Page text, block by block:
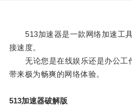
513加速器是一款网络加速工具
接速度。
无论您是在线娱乐还是办公工
带来极为畅爽的网络体验。
513加速器破解版